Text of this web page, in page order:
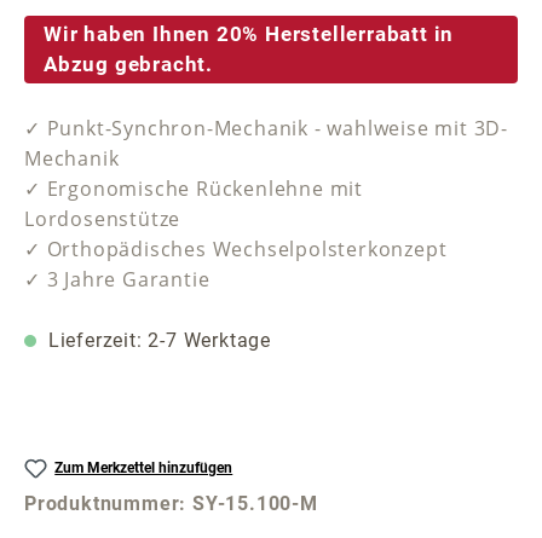
Wir haben Ihnen 20% Herstellerrabatt in
Abzug gebracht.
✓ Punkt-Synchron-Mechanik - wahlweise mit 3D-
Mechanik
✓ Ergonomische Rückenlehne mit
Lordosenstütze
✓ Orthopädisches Wechselpolsterkonzept
✓ 3 Jahre Garantie
Lieferzeit: 2-7 Werktage
Zum Merkzettel hinzufügen
Produktnummer:SY-15.100-M